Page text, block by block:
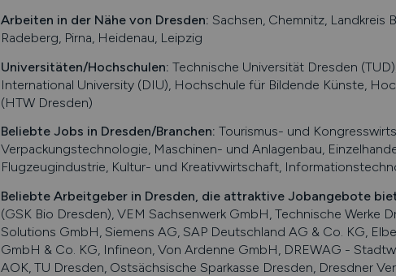
Arbeiten in der Nähe von Dresden: Sachsen, Chemnitz, Landkreis
Radeberg, Pirna, Heidenau, Leipzig
Universitäten/Hochschulen: Technische Universität Dresden
International University (DIU), Hochschule für Bildende Künste,
(HTW Dresden)
Beliebte Jobs in Dresden/Branchen: Tourismus- und
Verpackungstechnologie, Maschinen- und Anlagenbau,
Flugzeugindustrie, Kultur- und Kreativwirtschaft,
Beliebte Arbeitgeber in Dresden , die attraktive Jobangebote
(GSK Bio Dresden), VEM Sachsenwerk GmbH, Technische Werke
Solutions GmbH, Siemens AG, SAP Deutschland AG & Co. KG,
GmbH & Co. KG, Infineon, Von Ardenne GmbH, DREWAG -
AOK, TU Dresden, Ostsächsische Sparkasse Dresden, Dresdner